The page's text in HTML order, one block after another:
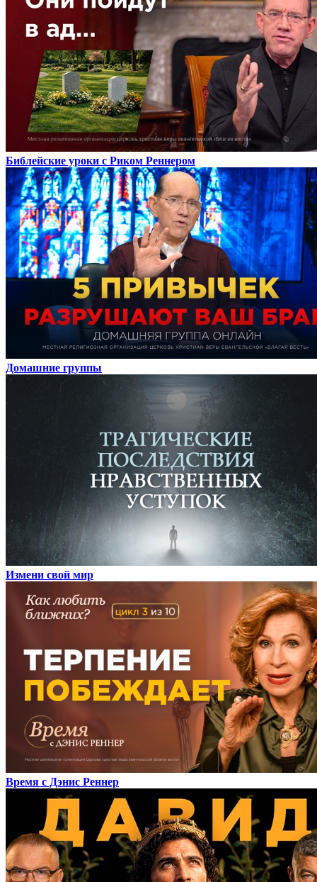
Библейские уроки с Риком Реннером
Домашние группы
Измени свой мир
Время с Дэнис Реннер